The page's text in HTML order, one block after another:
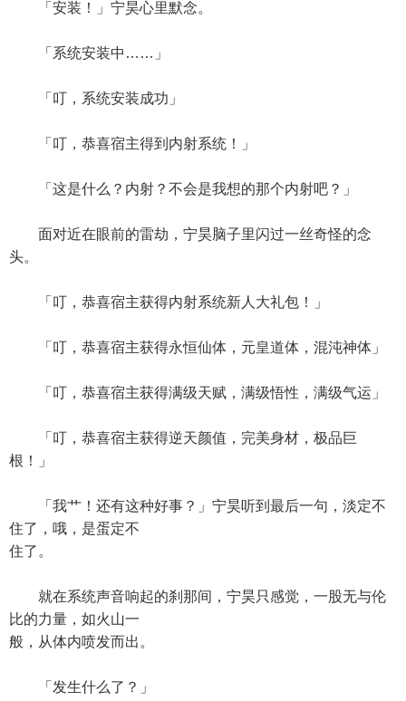
「安装！」宁昊心里默念。
「系统安装中……」
「叮，系统安装成功」
「叮，恭喜宿主得到内射系统！」
「这是什么？内射？不会是我想的那个内射吧？」
面对近在眼前的雷劫，宁昊脑子里闪过一丝奇怪的念
头。
「叮，恭喜宿主获得内射系统新人大礼包！」
「叮，恭喜宿主获得永恒仙体，元皇道体，混沌神体」
「叮，恭喜宿主获得满级天赋，满级悟性，满级气运」
「叮，恭喜宿主获得逆天颜值，完美身材，极品巨
根！」
「我艹！还有这种好事？」宁昊听到最后一句，淡定不
住了，哦，是蛋定不
住了。
就在系统声音响起的刹那间，宁昊只感觉，一股无与伦
比的力量，如火山一
般，从体内喷发而出。
「发生什么了？」